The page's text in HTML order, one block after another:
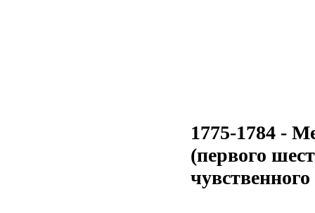
1775-1784 -
(первого